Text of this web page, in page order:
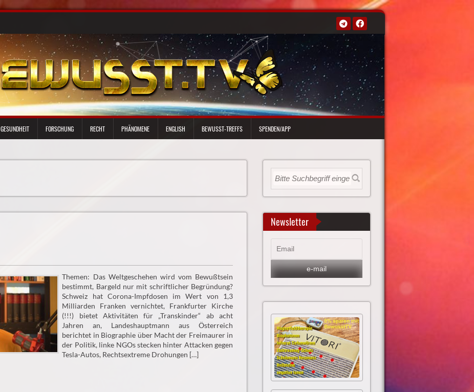
GESUNDHEIT FORSCHUNG RECHT PHÄNOMENE ENGLISH BEWUSST-TREFFS SPENDEN/APP
Themen: Das Weltgeschehen wird vom Bewußtsein
bestimmt, Bargeld nur mit schriftlicher Begründung?
Schweiz hat Corona-Impfdosen im Wert von 1,3
Milliarden Franken vernichtet, Frankfurter Kirche
(!!!) bietet Aktivitäten für „Transkinder“ ab acht
Jahren an, Landeshauptmann aus Österreich
berichtet in Biographie über Macht der Freimaurer in
der Politik, linke NGOs stecken hinter Attacken gegen
Tesla-Autos, Rechtsextreme Drohungen […]
Newsletter